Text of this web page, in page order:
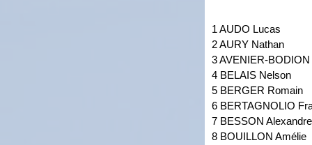
1 AUDO Lucas
2 AURY Nathan
3 AVENIER-BODION
4 BELAIS Nelson
5 BERGER Romain
6 BERTAGNOLIO
7 BESSON Alexandre
8 BOUILLON Amélie